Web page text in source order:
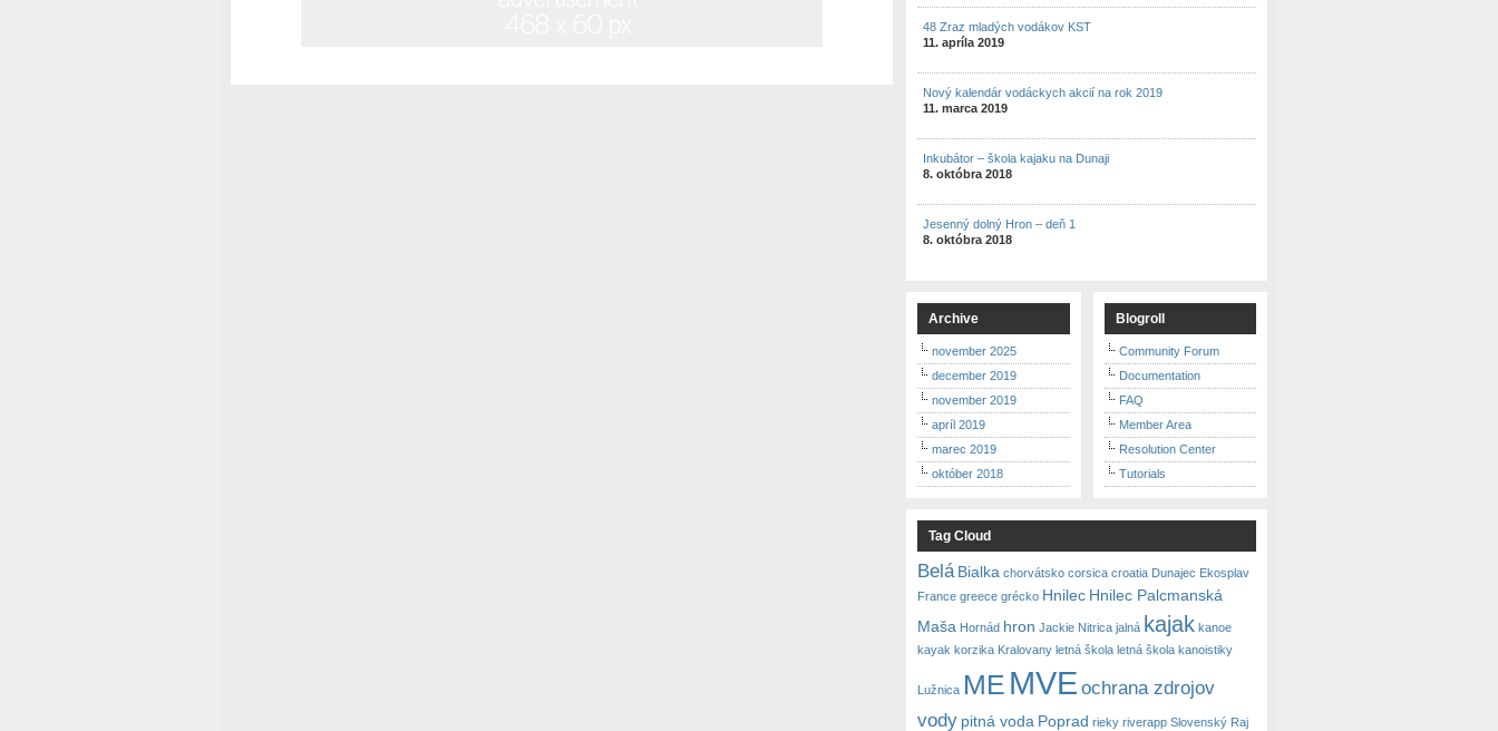
48 Zraz mladých vodákov KST
11. apríla 2019
Nový kalendár vodáckych akcií na rok 2019
11. marca 2019
Inkubátor – škola kajaku na Dunaji
8. októbra 2018
Jesenný dolný Hron – deň 1
8. októbra 2018
Archive
november 2025
december 2019
november 2019
apríl 2019
marec 2019
október 2018
Blogroll
Community Forum
Documentation
FAQ
Member Area
Resolution Center
Tutorials
Tag Cloud
Belá Bialka chorvátsko corsica croatia Dunajec Ekosplav
France greece grécko Hnilec Hnilec Palcmanská
Maša Hornád hron Jackie Nitrica jalná kajak kanoe
kayak korzika Kralovany letná škola letná škola kanoistiky
Lužnica ME MVE ochrana zdrojov
vody pitná voda Poprad rieky riverapp Slovenský Raj